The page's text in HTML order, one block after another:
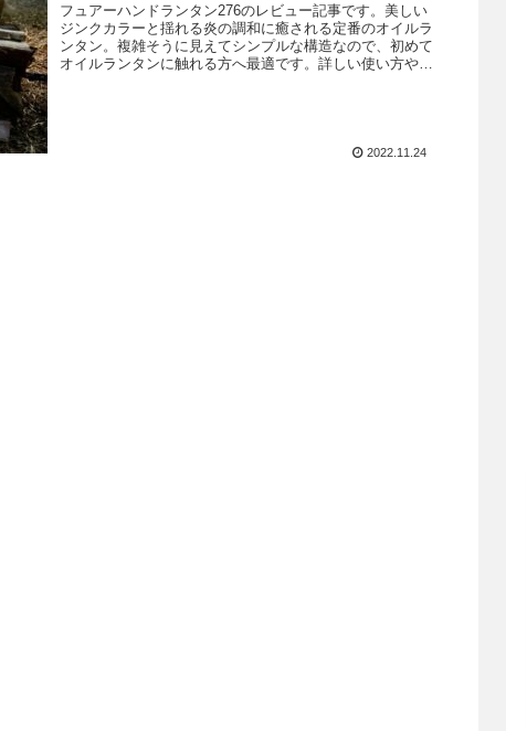
フュアーハンドランタン276のレビュー記事です。美しい
ジンクカラーと揺れる炎の調和に癒される定番のオイルラ
ンタン。複雑そうに見えてシンプルな構造なので、初めて
オイルランタンに触れる方へ最適です。詳しい使い方やオ
2022.11.24